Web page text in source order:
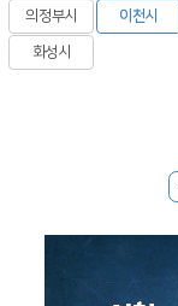
의정부시 이천시
화성시